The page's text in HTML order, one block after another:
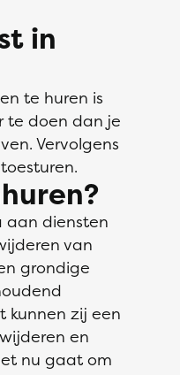
in
te huren is
te doen dan je
Vervolgens
aan diensten
van
grondige
kunnen zij een
en
nu gaat om